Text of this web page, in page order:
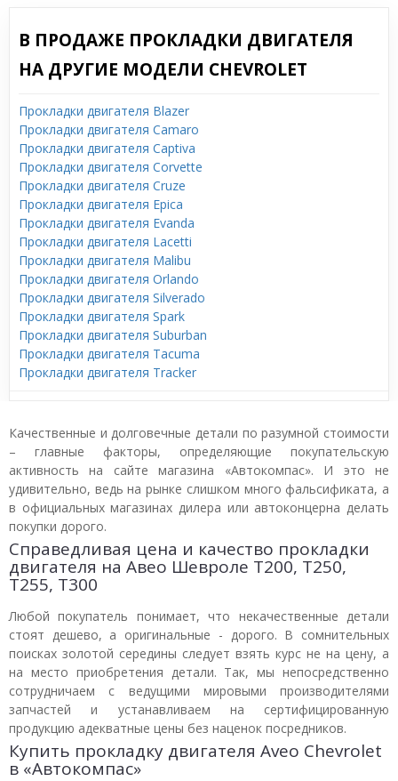
В ПРОДАЖЕ ПРОКЛАДКИ ДВИГАТЕЛЯ
НА ДРУГИЕ МОДЕЛИ CHEVROLET
Прокладки двигателя Blazer
Прокладки двигателя Camaro
Прокладки двигателя Captiva
Прокладки двигателя Corvette
Прокладки двигателя Cruze
Прокладки двигателя Epica
Прокладки двигателя Evanda
Прокладки двигателя Lacetti
Прокладки двигателя Malibu
Прокладки двигателя Orlando
Прокладки двигателя Silverado
Прокладки двигателя Spark
Прокладки двигателя Suburban
Прокладки двигателя Tacuma
Прокладки двигателя Tracker
Качественные и долговечные детали по разумной стоимости
– главные факторы, определяющие покупательскую
активность на сайте магазина «Автокомпас». И это не
удивительно, ведь на рынке слишком много фальсификата, а
в официальных магазинах дилера или автоконцерна делать
покупки дорого.
Справедливая цена и качество прокладки
двигателя на Авео Шевроле T200, T250,
T255, T300
Любой покупатель понимает, что некачественные детали
стоят дешево, а оригинальные - дорого. В сомнительных
поисках золотой середины следует взять курс не на цену, а
на место приобретения детали. Так, мы непосредственно
сотрудничаем с ведущими мировыми производителями
запчастей и устанавливаем на сертифицированную
продукцию адекватные цены без наценок посредников.
Купить прокладку двигателя Aveo Chevrolet
в «Автокомпас»